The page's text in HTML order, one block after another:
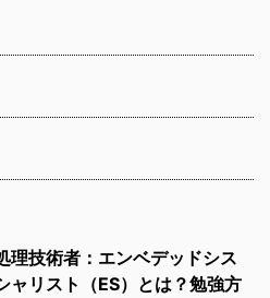
理技術者：エンベデッドシス
ャリスト（ES）とは？勉強方